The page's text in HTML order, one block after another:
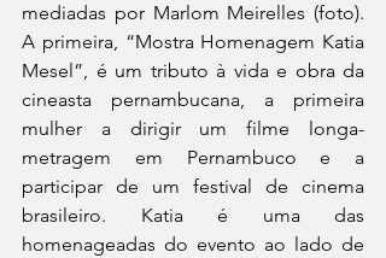
mediadas por Marlom Meirelles (foto).
A primeira, “Mostra Homenagem Katia
Mesel”, é um tributo à vida e obra da
cineasta pernambucana, a primeira
mulher a dirigir um filme longa-
metragem em Pernambuco e a
participar de um festival de cinema
brasileiro. Katia é uma das
homenageadas do evento ao lado de